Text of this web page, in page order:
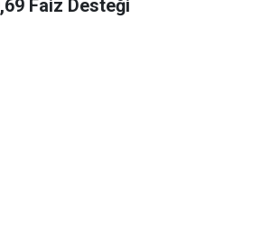
Faiz Desteği